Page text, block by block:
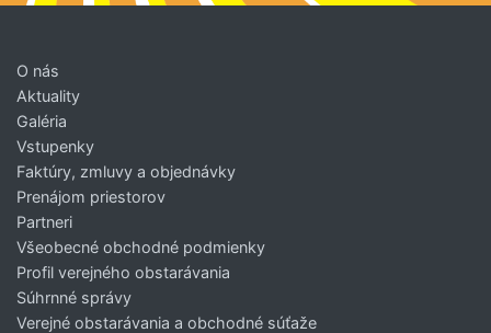
O nás
Aktuality
Galéria
Vstupenky
Faktúry, zmluvy a objednávky
Prenájom priestorov
Partneri
Všeobecné obchodné podmienky
Profil verejného obstarávania
Súhrnné správy
Verejné obstarávania a obchodné súťaže